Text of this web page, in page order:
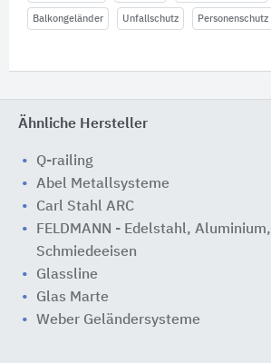
Balkongeländer Unfallschutz Personenschutz
Ähnliche Hersteller
Q-railing
Abel Metallsysteme
Carl Stahl ARC
FELDMANN - Edelstahl, Aluminium,
Schmiedeeisen
Glassline
Glas Marte
Weber Geländersysteme